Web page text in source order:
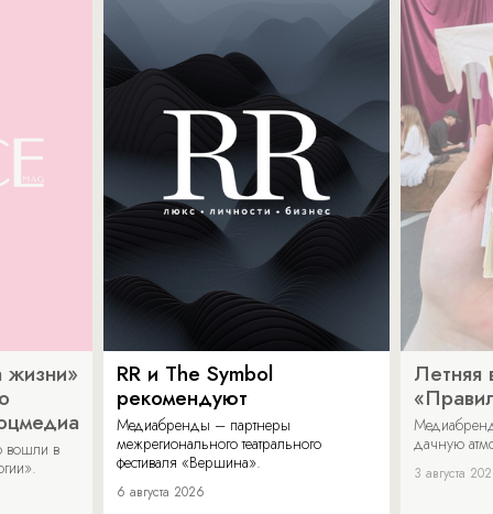
жизни»
вошли в
RR и The Symbol
рекомендуют
Медиабренды – партнеры
межрегионального театрального
фестиваля «Вершина».
6 августа 2026
Летняя
дачную
3 августа